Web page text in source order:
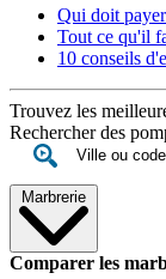
Qui doit
Tout ce qu'il
10 conseils
Trouvez les
Rechercher des
Marbrerie
Comparer les